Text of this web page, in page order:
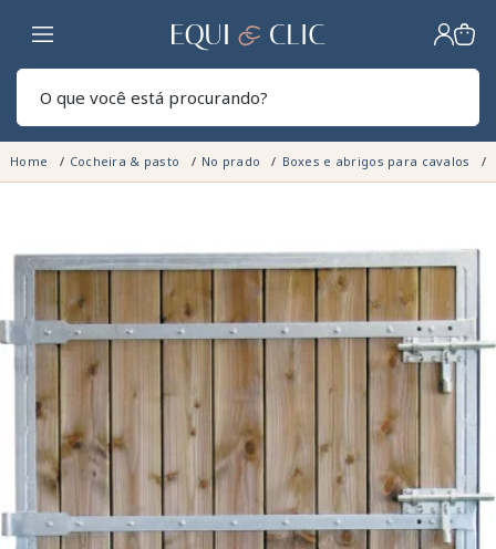
Lar
Home Cocheira & pasto No prado Boxes e abrigos para cavalos